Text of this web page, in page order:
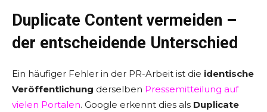
Duplicate Content vermeiden –
der entscheidende Unterschied
Ein häufiger Fehler in der PR-Arbeit ist die identische
Veröffentlichung derselben Pressemitteilung auf
vielen Portalen. Google erkennt dies als Duplicate